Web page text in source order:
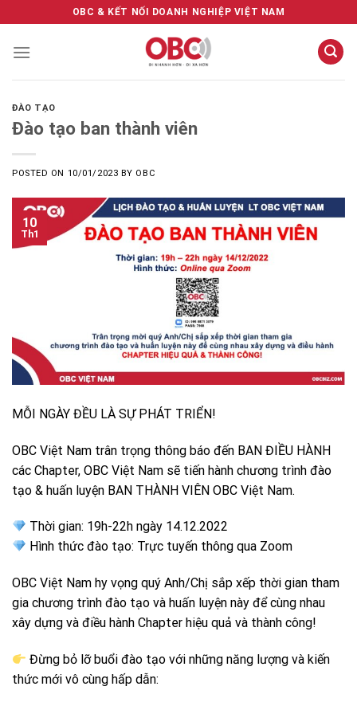
to
content
OBC & KẾT NỐI DOANH NGHIỆP VIỆT NAM
ĐÀO TẠO
Đào tạo ban thành viên
POSTED ON 10/01/2023 BY OBC
10
Th1
MỖI NGÀY ĐỀU LÀ SỰ PHÁT TRIỂN!
OBC Việt Nam trân trọng thông báo đến BAN ĐIỀU HÀNH
các Chapter, OBC Việt Nam sẽ tiến hành chương trình đào
tạo & huấn luyện BAN THÀNH VIÊN OBC Việt Nam.
Thời gian: 19h-22h ngày 14.12.2022
Hình thức đào tạo: Trực tuyến thông qua Zoom
OBC Việt Nam hy vọng quý Anh/Chị sắp xếp thời gian tham
gia chương trình đào tạo và huấn luyện này để cùng nhau
xây dựng và điều hành Chapter hiệu quả và thành công!
Đừng bỏ lỡ buổi đào tạo với những năng lượng và kiến
thức mới vô cùng hấp dẫn: